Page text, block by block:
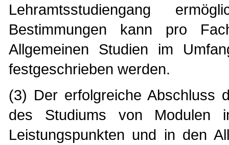
Lehramtsstudiengang
Bestimmungen kann pro
Allgemeinen Studien im
festgeschrieben werden.
(3) Der erfolgreiche Abschluss
des Studiums von
Leistungspunkten und in den